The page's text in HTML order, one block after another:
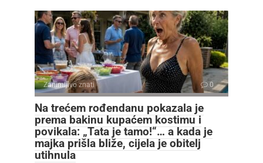
Zanimljivo znati 0
Na trećem rođendanu pokazala je
prema bakinu kupaćem kostimu i
povikala: „Tata je tamo!“… a kada je
majka prišla bliže, cijela je obitelj
utihnula